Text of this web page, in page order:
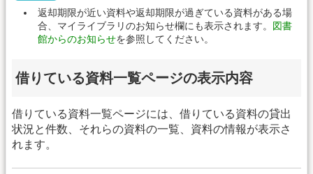
返却期限が近い資料や返却期限が過ぎている資料がある場
合、マイライブラリのお知らせ欄にも表示されます。 図書
館からのお知らせを参照してください。
借りている資料一覧ページの表示内容
借りている資料一覧ページには、借りている資料の貸出
状況と件数、それらの資料の一覧、資料の情報が表示さ
れます。